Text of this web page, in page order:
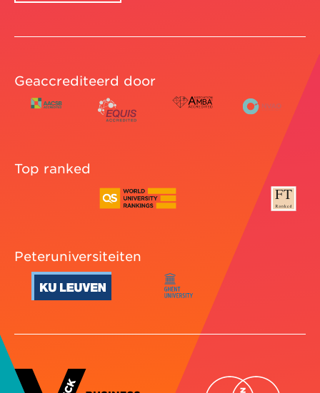
Geaccrediteerd door
Top ranked
Peteruniversiteiten